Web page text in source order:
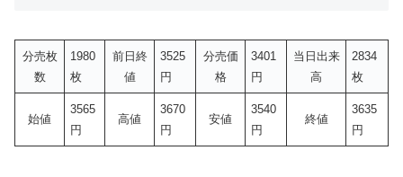
分売枚
数
1980
枚
前日終
値
3525
円
分売価
格
3401
円
当日出来
高
2834
枚
始値
3565
円
高値
3670
円
安値
3540
円
終値
3635
円